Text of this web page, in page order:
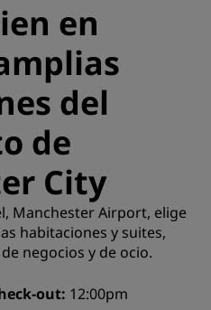
va la vencida
antelación
nuestros paquetes
familias
celebración de
sostenibles
en
del
de
City
Manchester Airport, elige
habitaciones y suites,
negocios y de ocio.
out 12:00pm